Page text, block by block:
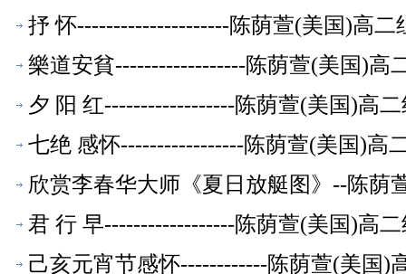
抒 怀---------------------陈荫萱(美国)高二
樂道安貧------------------陈荫萱(美国)高
夕 阳 红------------------陈荫萱(美国)高
七绝 感怀-----------------陈荫萱(美国)高
欣赏李春华大师《夏日放艇图》--陈荫
君 行 早------------------陈荫萱(美国)高
己亥元宵节感怀------------陈荫萱(美国)